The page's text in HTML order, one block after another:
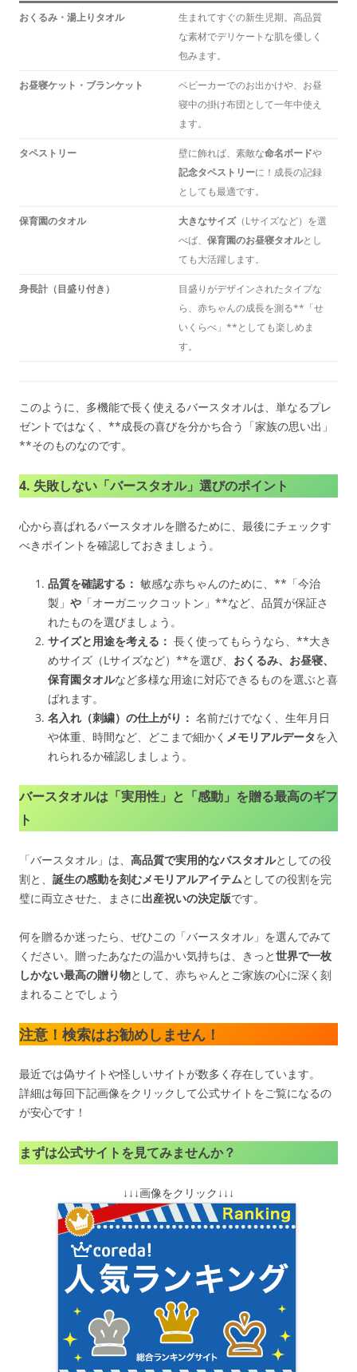
おくるみ・湯上りタオル
生まれてすぐの新生児期。高品質
な素材でデリケートな肌を優しく
包みます。
お昼寝ケット・ブランケット
ベビーカーでのお出かけや、お昼
寝中の掛け布団として一年中使え
ます。
タペストリー 壁に飾れば、素敵な命名ボードや
記念タペストリーに！成長の記録
としても最適です。
保育園のタオル 大きなサイズ（Lサイズなど）を選
べば、 保育園のお昼寝タオルとし
ても大活躍します。
身長計（目盛り付き）
目盛りがデザインされたタイプな
ら、赤ちゃんの成長を測る**「せ
いくらべ」**としても楽しめま
す。
このように、多機能で長く使えるバースタオルは、単なるプレ
ゼントではなく、**成長の喜びを分かち合う「家族の思い出」
**そのものなのです。
4. 失敗しない「バースタオル」選びのポイント
心から喜ばれるバースタオルを贈るために、最後にチェックす
べきポイントを確認しておきましょう。
品質を確認する： 敏感な赤ちゃんのために、**「今治
製」 や 「オーガニックコットン」**など、品質が保証さ
れたものを選びましょう。
サイズと用途を考える： 長く使ってもらうなら、**大き
めサイズ（Lサイズなど）**を選び、 おくるみ、お昼寝、
保育園タオルなど多様な用途に対応できるものを選ぶと喜
ばれます。
名入れ（刺繍）の仕上がり： 名前だけでなく、生年月日
や体重、時間など、どこまで細かく メモリアルデータを入
れられるか確認しましょう。
バースタオルは「実用性」と「感動」を贈る最高のギフ
ト
「バースタオル」は、 高品質で実用的なバスタオルとしての役
割と、 誕生の感動を刻むメモリアルアイテムとしての役割を完
璧に両立させた、まさに出産祝いの決定版です。
何を贈るか迷ったら、ぜひこの「バースタオル」を選んでみて
ください。贈ったあなたの温かい気持ちは、きっと世界で一枚
しかない最高の贈り物として、赤ちゃんとご家族の心に深く刻
まれることでしょう
注意！検索はお勧めしません！
最近では偽サイトや怪しいサイトが数多く存在しています。
詳細は毎回下記画像をクリックして公式サイトをご覧になるの
が安心です！
まずは公式サイトを見てみませんか？
↓↓↓画像をクリック↓↓↓